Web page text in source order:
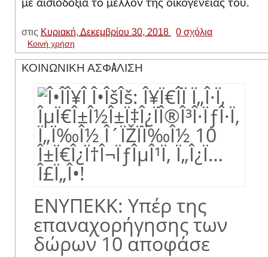
με αισιοδοξία το μέλλον της οικογένειάς του.
στις Κυριακή, Δεκεμβρίου 30, 2018 0 σχόλια
Κοινή χρήση
ΚΟΙΝΩΝΙΚΗ ΑΣΦAΛΙΣΗ
ΕΝΥΠΕΚΚ: Υπέρ της
επαναχορήγησης των
δώρων 10 αποφάσε